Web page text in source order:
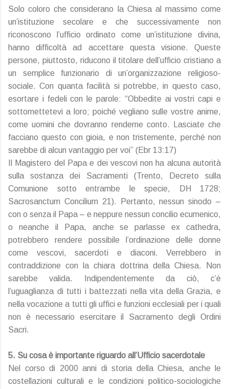
Solo coloro che considerano la Chiesa al massimo come
un’istituzione secolare e che successivamente non
riconoscono l’ufficio ordinato come un’istituzione divina,
hanno difficoltà ad accettare questa visione. Queste
persone, piuttosto, riducono il titolare dell’ufficio cristiano a
un semplice funzionario di un’organizzazione religioso-
sociale. Con quanta facilità si potrebbe, in questo caso,
esortare i fedeli con le parole: “Obbedite ai vostri capi e
sottomettetevi a loro; poiché vegliano sulle vostre anime,
come uomini che dovranno renderne conto. Lasciate che
facciano questo con gioia, e non tristemente, perché non
sarebbe di alcun vantaggio per voi” (Ebr 13:17)
Il Magistero del Papa e dei vescovi non ha alcuna autorità
sulla sostanza dei Sacramenti (Trento, Decreto sulla
Comunione sotto entrambe le specie, DH 1728;
Sacrosanctum Concilium 21). Pertanto, nessun sinodo –
con o senza il Papa – e neppure nessun concilio ecumenico,
o neanche il Papa, anche se parlasse ex cathedra,
potrebbero rendere possibile l’ordinazione delle donne
come vescovi, sacerdoti e diaconi. Verrebbero in
contraddizione con la chiara dottrina della Chiesa. Non
sarebbe valida. Indipendentemente da ciò, c’è
l’uguaglianza di tutti i battezzati nella vita della Grazia, e
nella vocazione a tutti gli uffici e funzioni ecclesiali per i quali
non è necessario esercitare il Sacramento degli Ordini
Sacri.
5. Su cosa è importante riguardo all’Ufficio sacerdotale
Nel corso di 2000 anni di storia della Chiesa, anche le
costellazioni culturali e le condizioni politico-sociologiche